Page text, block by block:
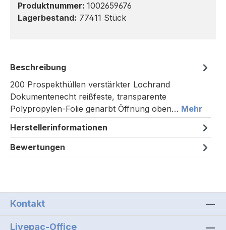
Produktnummer: 1002659676
Lagerbestand: 77411 Stück
Beschreibung
200 Prospekthüllen verstärkter Lochrand
Dokumentenecht reißfeste, transparente
Polypropylen-Folie genarbt Öffnung oben… Mehr
Herstellerinformationen
Bewertungen
Kontakt
Livepac-Office